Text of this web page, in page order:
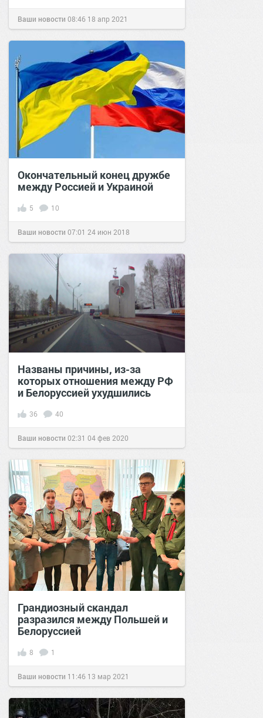
Ваши новости 08:46 18 апр 2021
Окончательный конец дружбе
между Россией и Украиной
5 10
Ваши новости 07:01 24 июн 2018
Названы причины, из-за
которых отношения между РФ
и Белоруссией ухудшились
36 40
Ваши новости 02:31 04 фев 2020
Грандиозный скандал
разразился между Польшей и
Белоруссией
8 1
Ваши новости 11:46 13 мар 2021